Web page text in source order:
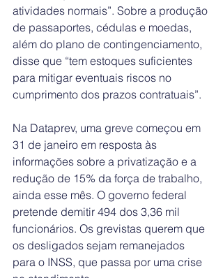
atividades normais”. Sobre a produção
de passaportes, cédulas e moedas,
além do plano de contingenciamento,
disse que “tem estoques suficientes
para mitigar eventuais riscos no
cumprimento dos prazos contratuais”.
Na Dataprev, uma greve começou em
31 de janeiro em resposta às
informações sobre a privatização e a
redução de 15% da força de trabalho,
ainda esse mês. O governo federal
pretende demitir 494 dos 3,36 mil
funcionários. Os grevistas querem que
os desligados sejam remanejados
para o INSS, que passa por uma crise